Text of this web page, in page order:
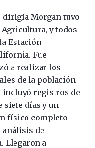
dirigía Morgan tuvo
Agricultura, y todos
Estación
Fue
a realizar los
de la población
incluyó registros de
siete días y un
físico completo
análisis de
Llegaron a